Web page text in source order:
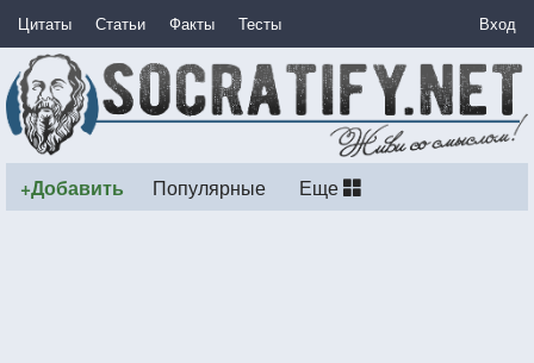
Цитаты Статьи Факты Тесты Вход
+Добавить Популярные Еще